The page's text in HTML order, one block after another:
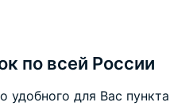
по всей России
удобного для Вас пункта